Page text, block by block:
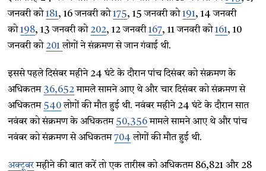
जनवरी को181, 16 जनवरी को175, 15 जनवरी को191, 14 जनवरी
को198, 13 जनवरी को 202, 12 जनवरी167, 11 जनवरी को161, 10
जनवरी को 201लोगों ने संक्रमण से जान गंवाई थी.
इससे पहले दिसंबर महीने 24 घंटे के दौरान पांच दिसंबर को संक्रमण के
अधिकतम 36,652मामले सामने आए थे और चार दिसंबर को संक्रमण से
अधिकतम 540लोगों की मौत हुई थी. नवंबर महीने 24 घंटे के दौरान सात
नवंबर को संक्रमण के अधिकतम 50,356मामले सामने आए थे और पांच
नवंबर को संक्रमण से अधिकतम704 लोगों की मौत हुई थी.
अक्टूबरमहीने की बात करें तो एक तारीख को अधिकतम 86,821 और 28